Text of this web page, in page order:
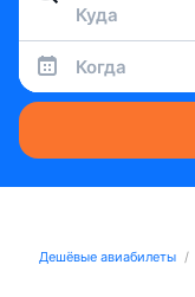
Когда
Дешёвые авиабилеты